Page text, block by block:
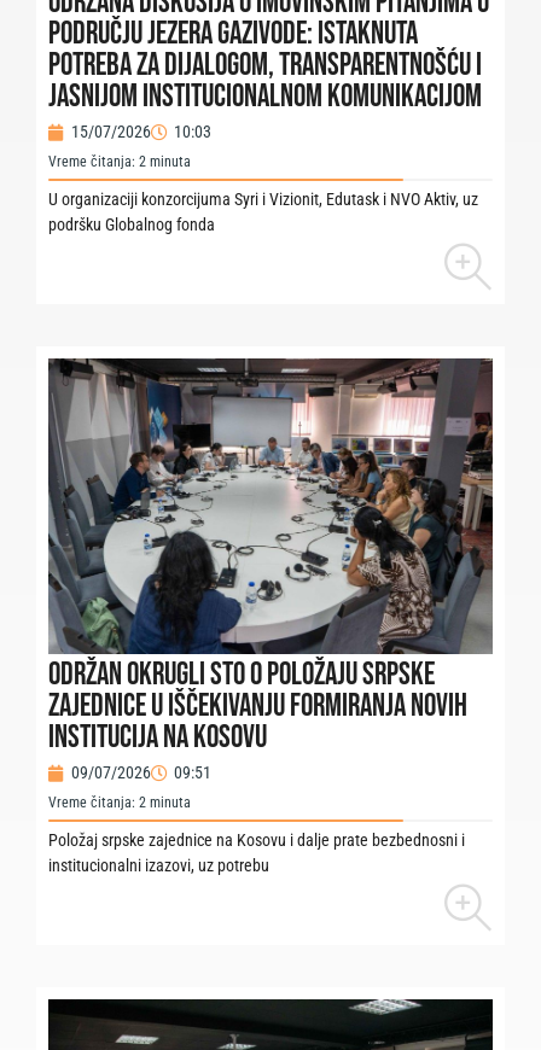
području jezera Gazivode: Istaknuta
potreba za dijalogom, transparentnošću i
jasnijom institucionalnom komunikacijom
15/07/2026 10:03
Vreme čitanja: 2 minuta
U organizaciji konzorcijuma Syri i Vizionit, Edutask i NVO Aktiv, uz
podršku Globalnog fonda
ODRŽAN OKRUGLI STO O POLOŽAJU SRPSKE
ZAJEDNICE U IŠČEKIVANJU FORMIRANJA NOVIH
INSTITUCIJA NA KOSOVU
09/07/2026 09:51
Vreme čitanja: 2 minuta
Položaj srpske zajednice na Kosovu i dalje prate bezbednosni i
institucionalni izazovi, uz potrebu